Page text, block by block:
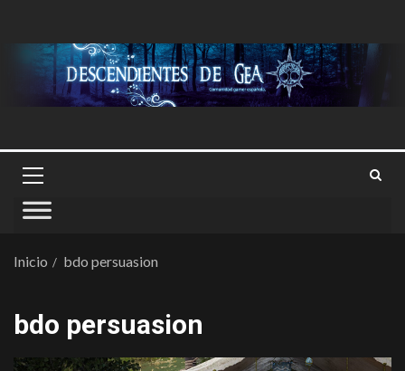
Inicio bdo persuasion
bdo persuasion